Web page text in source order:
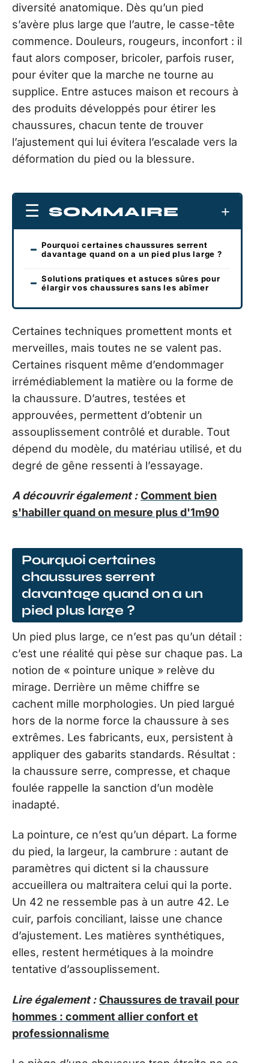
diversité anatomique. Dès qu’un pied
s’avère plus large que l’autre, le casse-tête
commence. Douleurs, rougeurs, inconfort : il
faut alors composer, bricoler, parfois ruser,
pour éviter que la marche ne tourne au
supplice. Entre astuces maison et recours à
des produits développés pour étirer les
chaussures, chacun tente de trouver
l’ajustement qui lui évitera l’escalade vers la
déformation du pied ou la blessure.
SOMMAIRE
Pourquoi certaines chaussures serrent
davantage quand on a un pied plus large ?
Solutions pratiques et astuces sûres pour
élargir vos chaussures sans les abîmer
Certaines techniques promettent monts et
merveilles, mais toutes ne se valent pas.
Certaines risquent même d’endommager
irrémédiablement la matière ou la forme de
la chaussure. D’autres, testées et
approuvées, permettent d’obtenir un
assouplissement contrôlé et durable. Tout
dépend du modèle, du matériau utilisé, et du
degré de gêne ressenti à l’essayage.
A découvrir également : Comment bien
s'habiller quand on mesure plus d'1m90
Pourquoi certaines
chaussures serrent
davantage quand on a un
pied plus large ?
Un pied plus large, ce n’est pas qu’un détail :
c’est une réalité qui pèse sur chaque pas. La
notion de « pointure unique » relève du
mirage. Derrière un même chiffre se
cachent mille morphologies. Un pied largué
hors de la norme force la chaussure à ses
extrêmes. Les fabricants, eux, persistent à
appliquer des gabarits standards. Résultat :
la chaussure serre, compresse, et chaque
foulée rappelle la sanction d’un modèle
inadapté.
La pointure, ce n’est qu’un départ. La forme
du pied, la largeur, la cambrure : autant de
paramètres qui dictent si la chaussure
accueillera ou maltraitera celui qui la porte.
Un 42 ne ressemble pas à un autre 42. Le
cuir, parfois conciliant, laisse une chance
d’ajustement. Les matières synthétiques,
elles, restent hermétiques à la moindre
tentative d’assouplissement.
Lire également : Chaussures de travail pour
hommes : comment allier confort et
professionnalisme